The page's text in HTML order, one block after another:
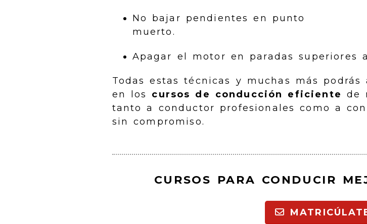
No bajar pendientes en punto
muerto.
Apagar el motor en paradas superiores
Todas estas técnicas y muchas más
en los cursos de conducción eficiente de
tanto a conductor profesionales como a
sin compromiso.
CURSOS PARA CONDUCIR